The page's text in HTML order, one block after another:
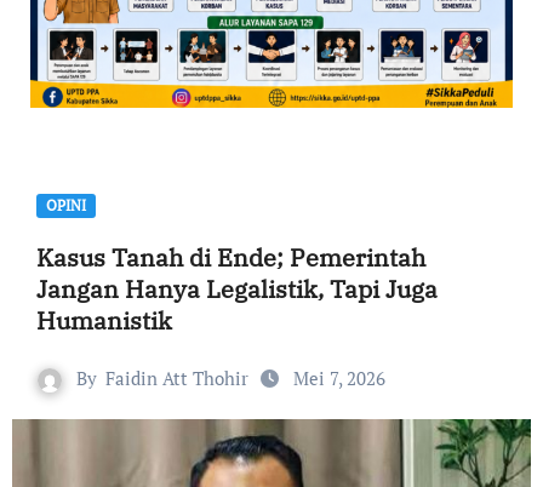
OPINI
Kasus Tanah di Ende; Pemerintah
Jangan Hanya Legalistik, Tapi Juga
Humanistik
By Faidin Att Thohir Mei 7, 2026